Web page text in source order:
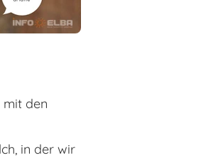
mit den
in der wir